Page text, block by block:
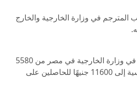
المترجم في وزارة الخارجية والخارج
ويتراوح راتب المترجم في وزارة الخارجية في مصر من 5580
جنيهًا للشهادات المدرسية إلى 11600 جنيهًا للحاصلين على